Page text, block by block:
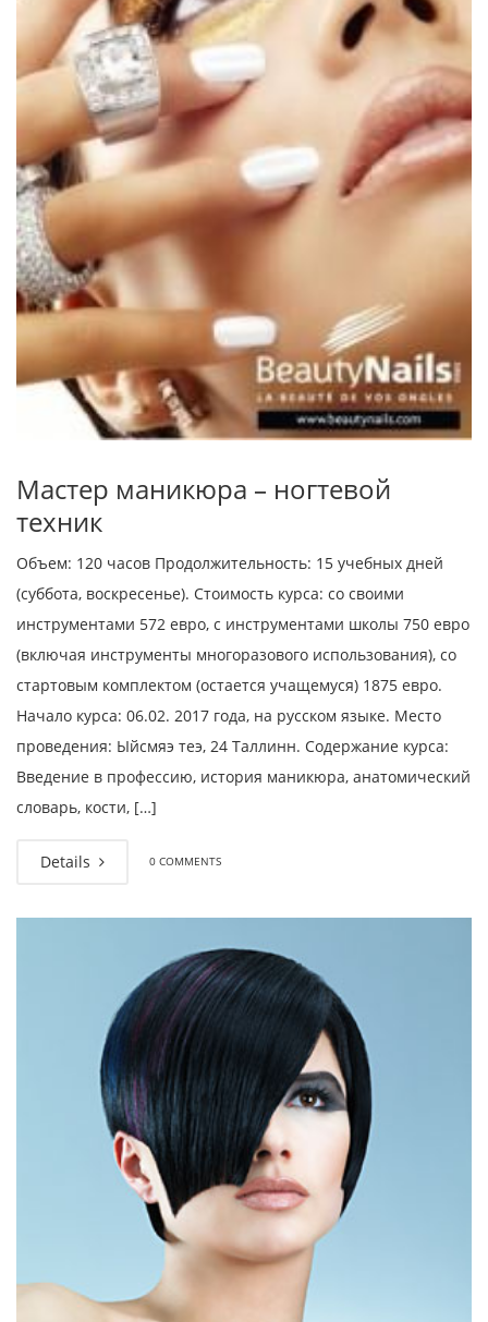
Мастер маникюра – ногтевой
техник
Объем: 120 часов Продолжительность: 15 учебных дней
(суббота, воскресенье). Стоимость курса: со своими
инструментами 572 евро, с инструментами школы 750 евро
(включая инструменты многоразового использования), со
стартовым комплектом (остается учащемуся) 1875 евро.
Начало курса: 06.02. 2017 года, на русском языке. Место
проведения: Ыйсмяэ теэ, 24 Таллинн. Содержание курса:
Введение в профессию, история маникюра, анатомический
словарь, кости, […]
Details 0 COMMENTS